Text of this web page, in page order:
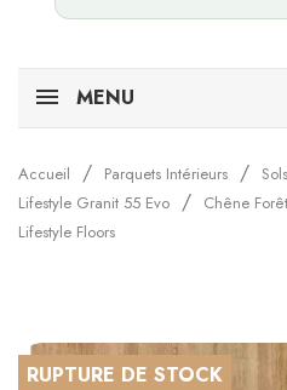
MENU
Accueil Parquets Intérieurs
Lifestyle Granit 55 Evo
Chêne
Lifestyle Floors
RUPTURE DE STOCK